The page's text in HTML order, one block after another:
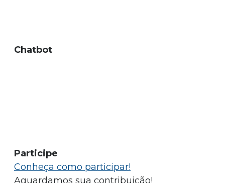
Chatbot
Participe
Conheça como participar!
Aguardamos sua contribuição!